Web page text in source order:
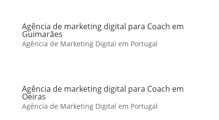
Agência de marketing digital para Coach em
Guimarães
Agência de Marketing Digital em Portugal
Agência de marketing digital para Coach em
Oeiras
Agência de Marketing Digital em Portugal